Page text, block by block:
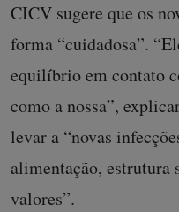
CICV sugere que os
forma “cuidadosa”.
equilíbrio em contato
como a nossa”,
levar a “novas
alimentação, estrutura
valores”.